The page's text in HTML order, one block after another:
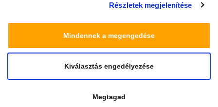
média-, hirdető- és elemező partnereinkkel megosztjuk az
amelyeket Ön adott meg számukra vagy az Ön által
használt más szolgáltatásokból gyűjtöttek.
Részletek megjelenítése
Mindennek a megengedése
Kiválasztás engedélyezése
Megtagad